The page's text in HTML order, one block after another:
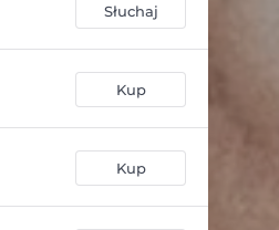
Słuchaj
Kup
Kup